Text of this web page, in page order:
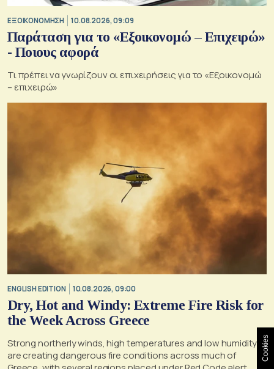
ΕΞΟΙΚΟΝΟΜΗΣΗ 10.08.2026, 09:09
Παράταση για το «Εξοικονομώ – Επιχειρώ»
- Ποιους αφορά
Τι πρέπει να γνωρίζουν οι επιχειρήσεις για το «Εξοικονομώ
– επιχειρώ»
ENGLISH EDITION 10.08.2026, 09:00
Dry, Hot and Windy: Extreme Fire Risk for
the Week Across Greece
Strong northerly winds, high temperatures and low humidity
are creating dangerous fire conditions across much of
Cookies